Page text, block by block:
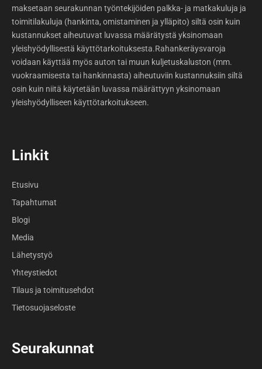
maksetaan seurakunnan työntekijöiden palkka- ja matkakuluja ja
toimitilakuluja (hankinta, omistaminen ja ylläpito) siltä osin kuin
kustannukset aiheutuvat luvassa määrätystä yksinomaan
yleishyödyllisestä käyttötarkoituksesta.Rahankeräysvaroja
voidaan käyttää myös auton tai muun kuljetuskaluston (mm.
vuokraamisesta tai hankinnasta) aiheutuviin kustannuksiin siltä
osin kuin niitä käytetään luvassa määrättyyn yksinomaan
yleishyödylliseen käyttötarkoitukseen.
Linkit
Etusivu
Tapahtumat
Blogi
Media
Lähetystyö
Yhteystiedot
Tilaus ja toimitusehdot
Tietosuojaseloste
Seurakunnat